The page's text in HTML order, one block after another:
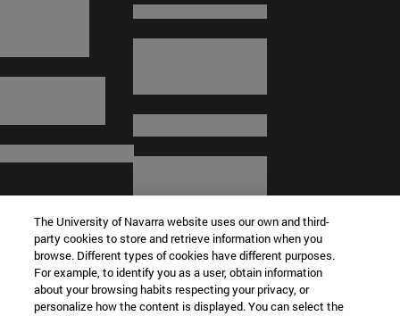
© Universidad de Navarra
The University of Navarra website uses our own and third-
party cookies to store and retrieve information when you
browse. Different types of cookies have different purposes.
For example, to identify you as a user, obtain information
about your browsing habits respecting your privacy, or
personalize how the content is displayed. You can select the